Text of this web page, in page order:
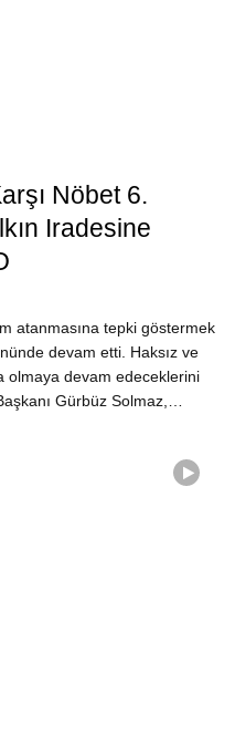
Nöbet 6.
Iradesine
atanmasına tepki göstermek
devam etti. Haksız ve
olmaya devam edeceklerini
Gürbüz Solmaz,…